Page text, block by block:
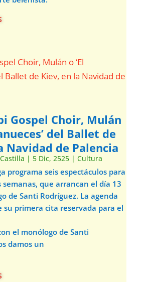
Gospel Choir, Mulán
del Ballet de
Navidad de Palencia
| 5 Dic, 2525| Cultura
programa seis espectáculos para
semanas, que arrancan el día 13
de Santi Rodríguez. La agenda
su primera cita reservada para el
el monólogo de Santi
damos un